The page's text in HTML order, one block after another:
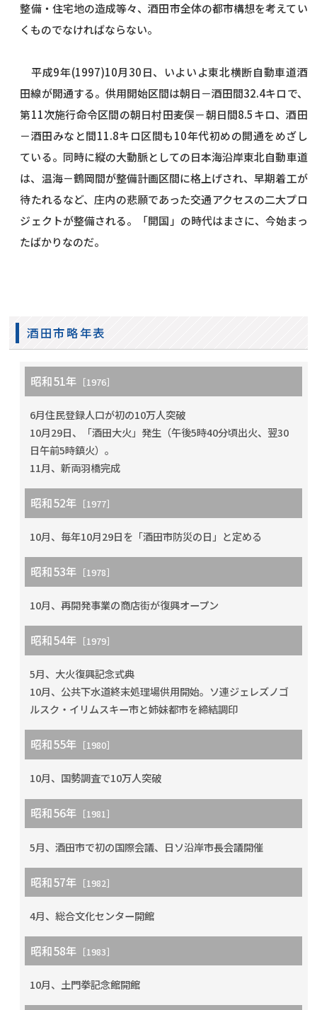
整備・住宅地の造成等々、酒田市全体の都市構想を考えてい
くものでなければならない。
平成9年(1997)10月30日、いよいよ東北横断自動車道酒
田線が開通する。供用開始区間は朝日－酒田間32.4キロで、
第11次施行命令区間の朝日村田麦俣－朝日間8.5キロ、酒田
－酒田みなと間11.8キロ区間も10年代初めの開通をめざし
ている。同時に縦の大動脈としての日本海沿岸東北自動車道
は、温海－鶴岡間が整備計画区間に格上げされ、早期着工が
待たれるなど、庄内の悲願であった交通アクセスの二大プロ
ジェクトが整備される。「開国」の時代はまさに、今始まっ
たばかりなのだ。
酒田市略年表
昭和51年 ［1976］
6月住民登録人口が初の10万人突破
10月29日、「酒田大火」発生（午後5時40分頃出火、翌30
日午前5時鎮火）。
11月、新両羽橋完成
昭和52年 ［1977］
10月、毎年10月29日を「酒田市防災の日」と定める
昭和53年 ［1978］
10月、再開発事業の商店街が復興オープン
昭和54年 ［1979］
5月、大火復興記念式典
10月、公共下水道終末処理場供用開始。ソ連ジェレズノゴ
ルスク・イリムスキー市と姉妹都市を締結調印
昭和55年 ［1980］
10月、国勢調査で10万人突破
昭和56年 ［1981］
5月、酒田市で初の国際会議、日ソ沿岸市長会議開催
昭和57年 ［1982］
4月、総合文化センター開館
昭和58年 ［1983］
10月、土門拳記念館開館